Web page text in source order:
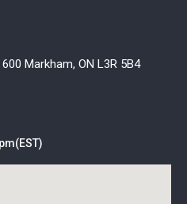
Markham, ON L3R 5B4